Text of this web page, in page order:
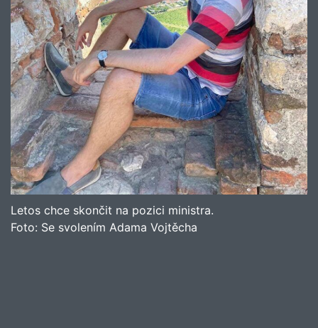
Letos chce skončit na pozici ministra.
Foto: Se svolením Adama Vojtěcha